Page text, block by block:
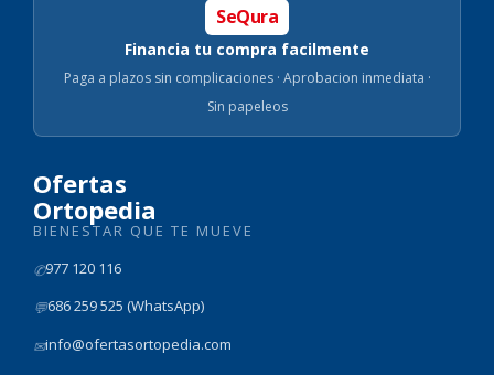
SeQura
Financia tu compra facilmente
Paga a plazos sin complicaciones · Aprobacion inmediata ·
Sin papeleos
Ofertas
Ortopedia
BIENESTAR QUE TE MUEVE
✆977 120 116
💬686 259 525 (WhatsApp)
✉info@ofertasortopedia.com